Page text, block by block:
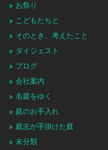
お祭り
こどもたちと
そのとき、考えたこと
ダイジェスト
ブログ
会社案内
名庭をゆく
庭のお手入れ
庭志が手掛けた庭
未分類